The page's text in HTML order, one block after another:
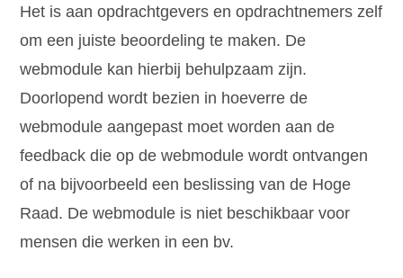
Het is aan opdrachtgevers en opdrachtnemers zelf
om een juiste beoordeling te maken. De
webmodule kan hierbij behulpzaam zijn.
Doorlopend wordt bezien in hoeverre de
webmodule aangepast moet worden aan de
feedback die op de webmodule wordt ontvangen
of na bijvoorbeeld een beslissing van de Hoge
Raad. De webmodule is niet beschikbaar voor
mensen die werken in een bv.